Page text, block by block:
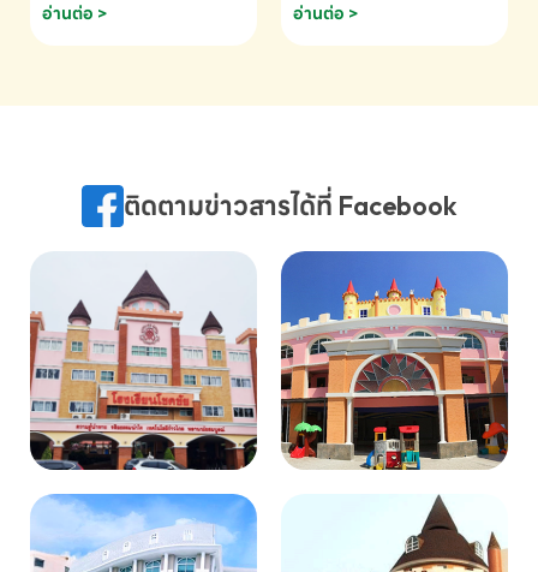
ชมภาพยนตร์ Toy Story 5
(Soundtrack)เพื่อเสริมทักษะ
ภาษา ผ่านประสบการณ์การเรียนรู้
075-691910
อ่านต่อ >
075-691910
อ่านต่อ >
ติดตามข่าวสารได้ที่ Facebook